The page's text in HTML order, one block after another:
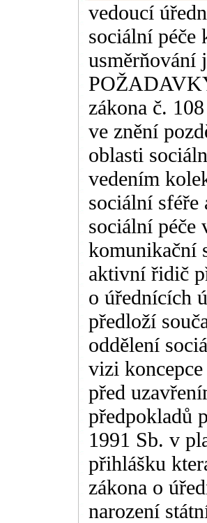
vedoucí
sociální péče
usměrňování
zákona č.
ve znění
oblasti
vedením
sociální sféře
sociální péče
komunikační
aktivní řidič
o úřednících
předloží
oddělení
vizi
před
předpokladů
1991 Sb. v
přihlášku
zákona o
narození